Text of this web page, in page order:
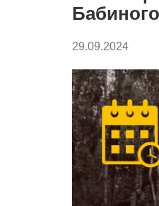
29.09.2024